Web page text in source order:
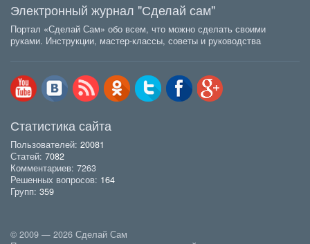
Электронный журнал "Сделай сам"
Портал «Сделай Сам» обо всем, что можно сделать своими
руками. Инструкции, мастер-классы, советы и руководства
Статистика сайта
Пользователей: 20081
Статей: 7082
Комментариев: 7263
Решенных вопросов: 164
Групп: 359
© 2009 — 2026 Сделай Сам